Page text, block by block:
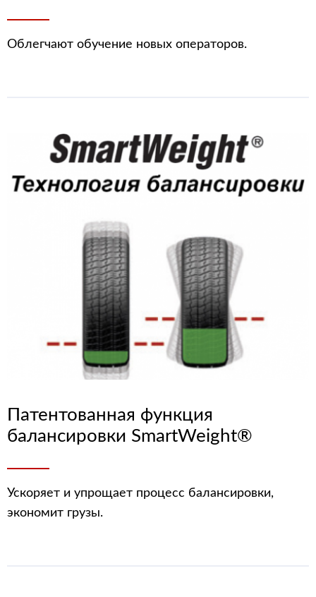
Облегчают обучение новых операторов.
Патентованная функция
балансировки SmartWeight®
Ускоряет и упрощает процесс балансировки,
экономит грузы.